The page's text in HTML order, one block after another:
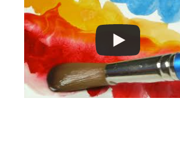
Winsor & Newton
Colart Sweden AB
Östra Långgatan 87
61930 Trosa, Sweden
info@colart.se